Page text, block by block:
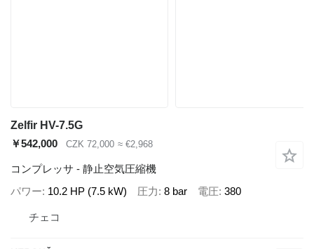
Zelfir HV-7.5G
￥542,000
CZK 72,000 ≈ €2,968
コンプレッサ - 静止空気圧縮機
パワー 10.2 HP (7.5 kW) 圧力 8 bar 電圧 380
チェコ